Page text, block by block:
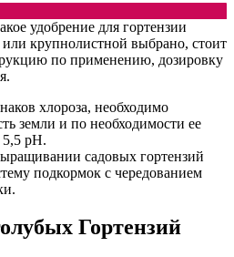
удобрение для гортензии
крупнолистной выбрано, стоит
по применению, дозировку
хлороза, необходимо
земли и по необходимости ее
5,5 pH.
садовых гортензий
подкормок с чередованием
Гортензий